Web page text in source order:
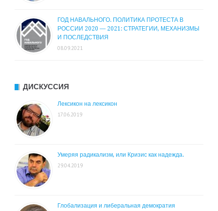
ГОД НАВАЛЬНОГО. ПОЛИТИКА ПРОТЕСТА В
РОССИИ 2020 — 2021: СТРАТЕГИИ, МЕХАНИЗМЫ
И ПОСЛЕДСТВИЯ
08.09.2021
ДИСКУССИЯ
Лексикон на лексикон
17.06.2019
Умеряя радикализм, или Кризис как надежда.
29.04.2019
Глобализация и либеральная демократия